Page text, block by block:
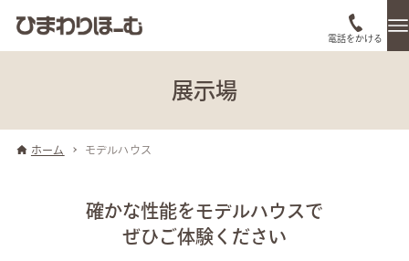
電話をかける
展示場
ホーム モデルハウス
確かな性能をモデルハウスで
ぜひご体験ください